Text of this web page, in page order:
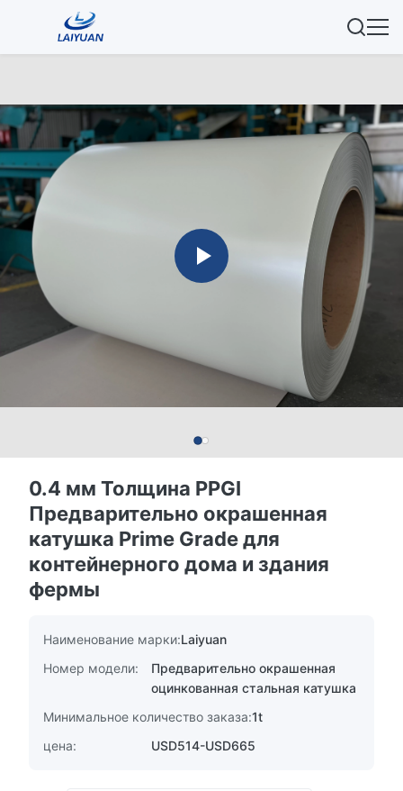
0.4 мм Толщина PPGI
Предварительно окрашенная
катушка Prime Grade для
контейнерного дома и здания
фермы
Наименование марки:Laiyuan
Номер модели:
Предварительно окрашенная
оцинкованная стальная катушка
Минимальное количество заказа:1t
цена:
USD514-USD665